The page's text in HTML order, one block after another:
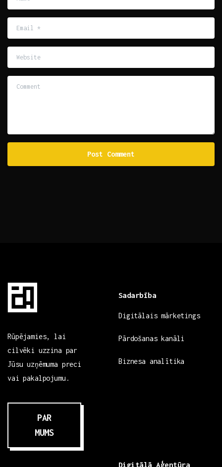
*
Website
Rūpējamies, lai
cilvēki uzzina par
Jūsu uzņēmuma preci
vai pakalpojumu.
PAR
MUMS
Sadarbība
Digitālais mārketings
Pārdošanas kanāli
Biznesa analītika
Digitālā Aģentūra